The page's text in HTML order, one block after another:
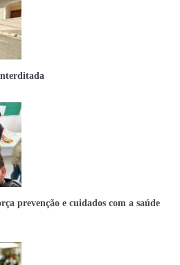
prevenção e cuidados com a saúde